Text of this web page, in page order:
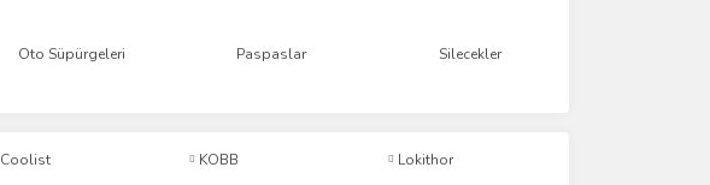
Oto Süpürgeleri Paspaslar Silecekler
Coolist KOBB Lokithor